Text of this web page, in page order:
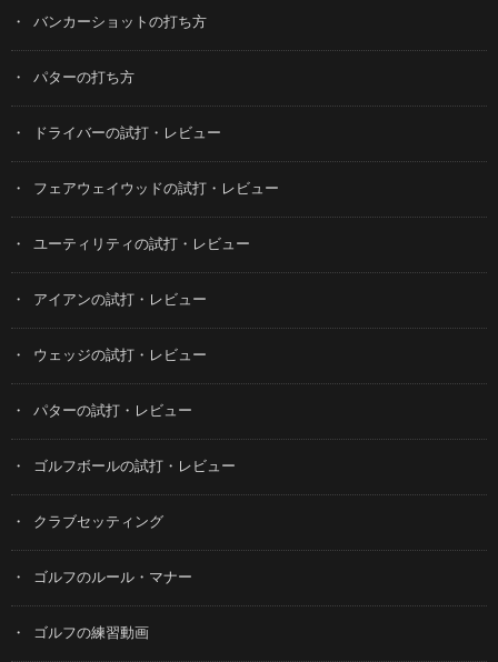
バンカーショットの打ち方
パターの打ち方
ドライバーの試打・レビュー
フェアウェイウッドの試打・レビュー
ユーティリティの試打・レビュー
アイアンの試打・レビュー
ウェッジの試打・レビュー
パターの試打・レビュー
ゴルフボールの試打・レビュー
クラブセッティング
ゴルフのルール・マナー
ゴルフの練習動画